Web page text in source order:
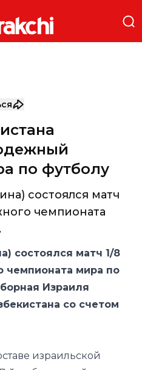
по футболу
состоялся матч
чемпионата
состоялся матч 1/8
чемпионата мира по
Израиля
со счетом
израильской